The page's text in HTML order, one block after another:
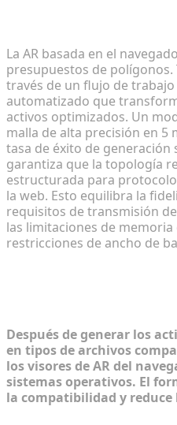
La AR basada en el
presupuestos de polígonos.
través de un flujo de
automatizado que
activos optimizados. Un
malla de alta precisión en
tasa de éxito de generación
garantiza que la topología
estructurada para
la web. Esto equilibra la
requisitos de transmisión
las limitaciones de
restricciones de ancho de
Después de generar los
en tipos de archivos
los visores de AR del
sistemas operativos. El
la compatibilidad y reduce